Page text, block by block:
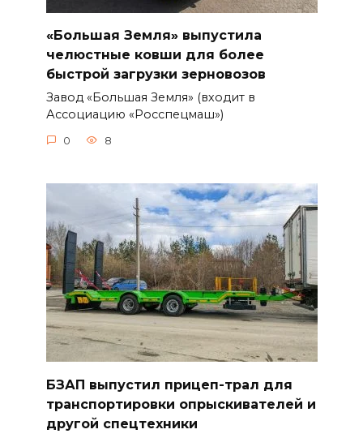
«Большая Земля» выпустила
челюстные ковши для более
быстрой загрузки зерновозов
Завод «Большая Земля» (входит в
Ассоциацию «Росспецмаш»)
0 8
БЗАП выпустил прицеп-трал для
транспортировки опрыскивателей и
другой спецтехники